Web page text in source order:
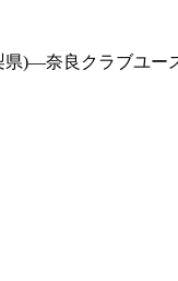
県)―奈良クラブユー